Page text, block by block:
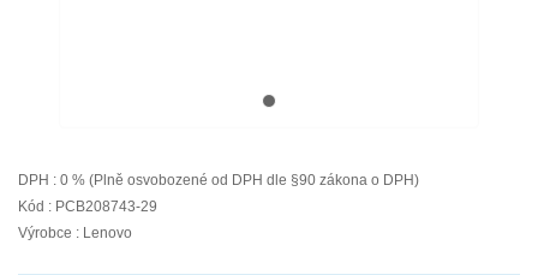
DPH : 0 % (Plně osvobozené od DPH dle §90 zákona o DPH)
Kód : PCB208743-29
Výrobce : Lenovo